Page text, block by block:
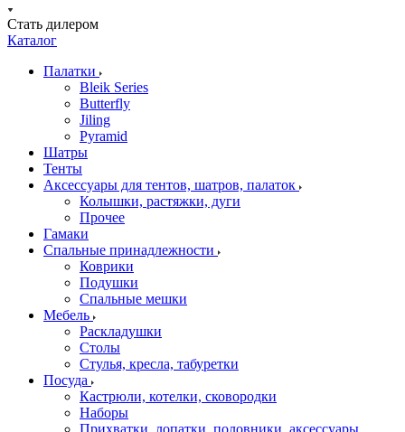
Стать дилером
Каталог
Палатки
Bleik Series
Butterfly
Jiling
Pyramid
Шатры
Тенты
Аксессуары для тентов, шатров, палаток
Колышки, растяжки, дуги
Прочее
Гамаки
Спальные принадлежности
Коврики
Подушки
Спальные мешки
Мебель
Раскладушки
Столы
Стулья, кресла, табуретки
Посуда
Кастрюли, котелки, сковородки
Наборы
Прихватки, лопатки, половники, аксессуары